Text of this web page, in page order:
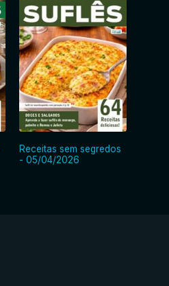
Receitas sem segredos
- 05/04/2026